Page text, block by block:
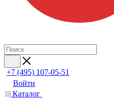
+7 (495) 107-05-51
Войти
Каталог